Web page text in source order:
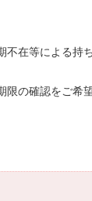
在等による
の確認をご希